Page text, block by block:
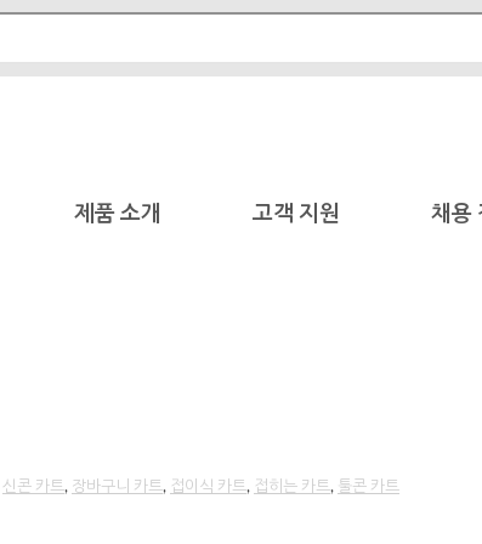
제품 소개 고객 지원 채용
신콘 카트, 장바구니 카트, 접이식 카트, 접히는 카트, 툴콘 카트